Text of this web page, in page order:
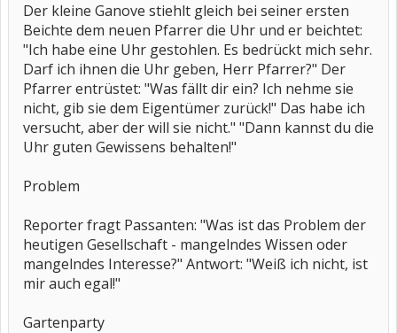
Der kleine Ganove stiehlt gleich bei seiner ersten
Beichte dem neuen Pfarrer die Uhr und er beichtet:
"Ich habe eine Uhr gestohlen. Es bedrückt mich sehr.
Darf ich ihnen die Uhr geben, Herr Pfarrer?" Der
Pfarrer entrüstet: "Was fällt dir ein? Ich nehme sie
nicht, gib sie dem Eigentümer zurück!" Das habe ich
versucht, aber der will sie nicht." "Dann kannst du die
Uhr guten Gewissens behalten!"
Problem
Reporter fragt Passanten: "Was ist das Problem der
heutigen Gesellschaft - mangelndes Wissen oder
mangelndes Interesse?" Antwort: "Weiß ich nicht, ist
mir auch egal!"
Gartenparty